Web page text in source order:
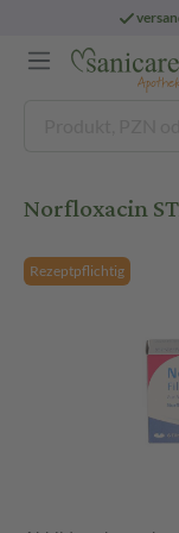
Norfloxacin
Rezeptpflichtig